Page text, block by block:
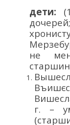
дети:
дочерей;
не
г. –